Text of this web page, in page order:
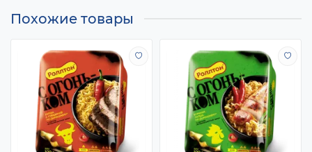
Похожие товары